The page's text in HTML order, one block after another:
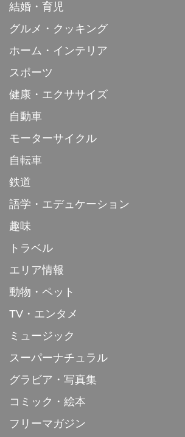
結婚・育児
グルメ・クッキング
ホーム・インテリア
スポーツ
健康・エクササイズ
自動車
モーターサイクル
自転車
鉄道
語学・エデュケーション
趣味
トラベル
エリア情報
動物・ペット
TV・エンタメ
ミュージック
スーパーナチュラル
グラビア・写真集
コミック・絵本
フリーマガジン